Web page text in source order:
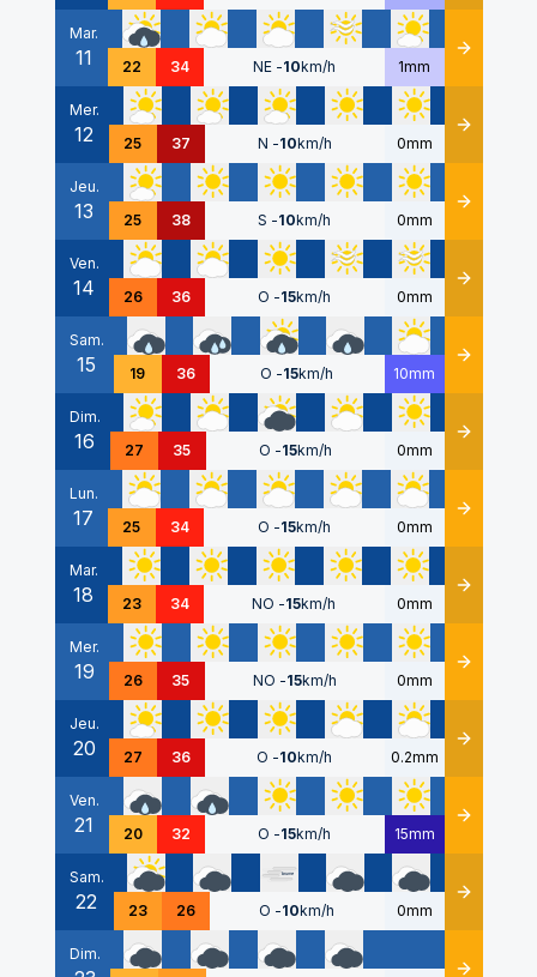
Mar.
11 22 34 NE -10km/h 1mm Détails
Mer.
12 25 37 N -10km/h 0mm Détails
Jeu.
13 25 38 S -10km/h 0mm Détails
Ven.
14 26 36 O -15km/h 0mm Détails
Sam.
15 19 36 O -15km/h 10mm Détails
Dim.
16 27 35 O -15km/h 0mm Détails
Lun.
17 25 34 O -15km/h 0mm Détails
Mar.
18 23 34 NO -15km/h 0mm Détails
Mer.
19 26 35 NO -15km/h 0mm Détails
Jeu.
20 27 36 O -10km/h 0.2mm Détails
Ven.
21 20 32 O -15km/h 15mm Détails
Sam.
22 23 26 O -10km/h 0mm Détails
Dim.